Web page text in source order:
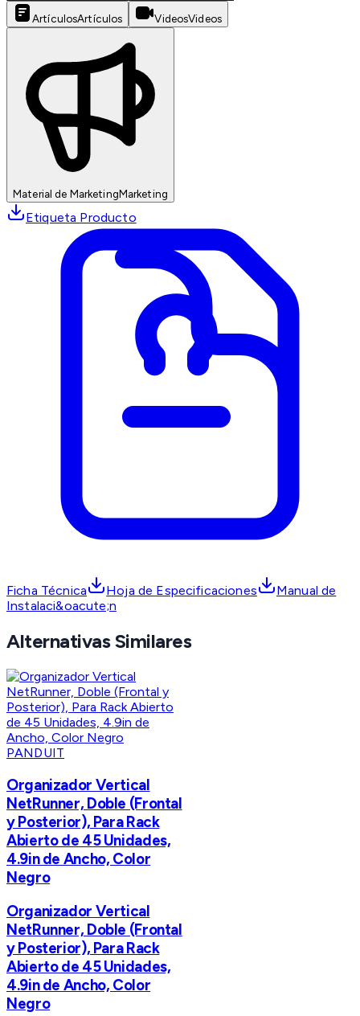
ArtículosArtículos VideosVideos
Material de MarketingMarketing
Etiqueta Producto
Ficha Técnica Hoja de Especificaciones
Manual de
Instalaci&oacute;n
Alternativas Similares
PANDUIT
Organizador Vertical
NetRunner, Doble (Frontal
y Posterior), Para Rack
Abierto de 45 Unidades,
4.9in de Ancho, Color
Negro
Organizador Vertical
NetRunner, Doble (Frontal
y Posterior), Para Rack
Abierto de 45 Unidades,
4.9in de Ancho, Color
Negro